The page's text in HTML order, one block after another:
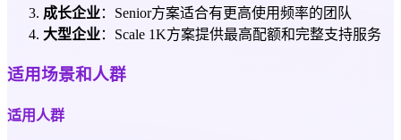
成长企业：Senior方案适合有更高使用频率的团队
大型企业：Scale 1K方案提供最高配额和完整支持服务
适用场景和人群
适用人群